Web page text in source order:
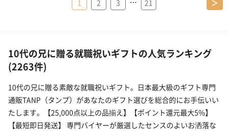
1 2 3 … 21 ＞
10代の兄に贈る就職祝いギフトの人気ランキング
(2263件)
10代の兄に贈る素敵な就職祝いギフト。日本最大級のギフト専門
通販TANP（タンプ）があなたのギフト選びを総合的にお手伝いい
たします。【25,000点以上の品揃え】【ポイント還元最大5%】
【最短即日発送】 専門バイヤーが厳選したセンスのよいお洒落な